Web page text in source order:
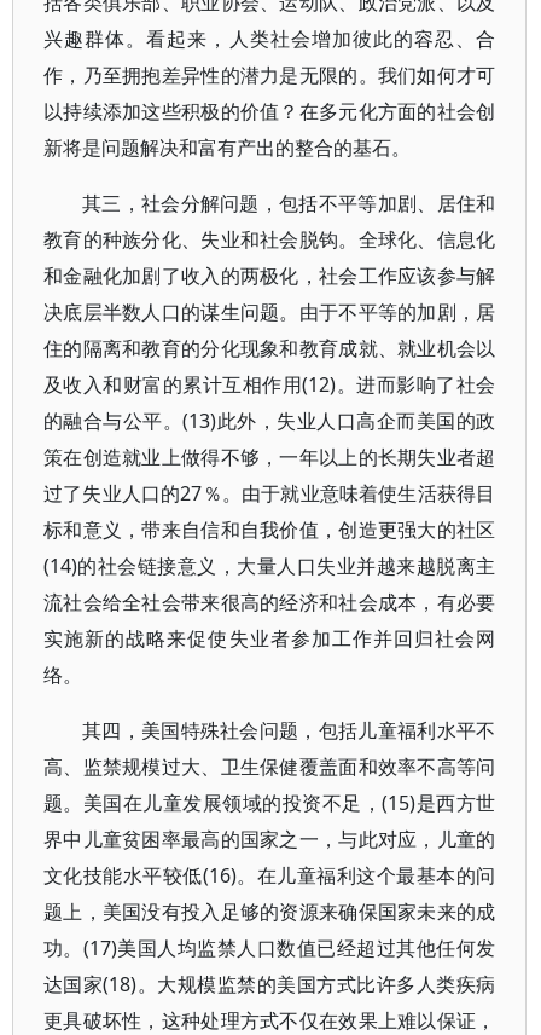
兴趣群体。看起来，人类社会增加彼此的容忍、合
作，乃至拥抱差异性的潜力是无限的。我们如何才可
以持续添加这些积极的价值？在多元化方面的社会创
新将是问题解决和富有产出的整合的基石。
其三，社会分解问题，包括不平等加剧、居住和
教育的种族分化、失业和社会脱钩。全球化、信息化
和金融化加剧了收入的两极化，社会工作应该参与解
决底层半数人口的谋生问题。由于不平等的加剧，居
住的隔离和教育的分化现象和教育成就、就业机会以
及收入和财富的累计互相作用(12)。进而影响了社会
的融合与公平。(13)此外，失业人口高企而美国的政
策在创造就业上做得不够，一年以上的长期失业者超
过了失业人口的27％。由于就业意味着使生活获得目
标和意义，带来自信和自我价值，创造更强大的社区
(14)的社会链接意义，大量人口失业并越来越脱离主
流社会给全社会带来很高的经济和社会成本，有必要
实施新的战略来促使失业者参加工作并回归社会网
络。
其四，美国特殊社会问题，包括儿童福利水平不
高、监禁规模过大、卫生保健覆盖面和效率不高等问
题。美国在儿童发展领域的投资不足，(15)是西方世
界中儿童贫困率最高的国家之一，与此对应，儿童的
文化技能水平较低(16)。在儿童福利这个最基本的问
题上，美国没有投入足够的资源来确保国家未来的成
功。(17)美国人均监禁人口数值已经超过其他任何发
达国家(18)。大规模监禁的美国方式比许多人类疾病
更具破坏性，这种处理方式不仅在效果上难以保证，